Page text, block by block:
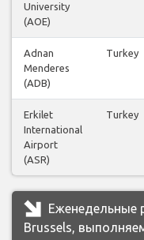
University
(AOE)
Adnan
Menderes
(ADB)
Turkey
Erkilet
International
Airport
(ASR)
Turkey
Еженедельные
Brussels,